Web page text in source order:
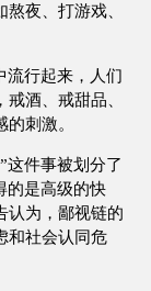
夜、打游戏、
流行起来，人们
酒、戒甜品、
刺激。
这件事被划分了
的是高级的快
认为，鄙视链的
和社会认同危